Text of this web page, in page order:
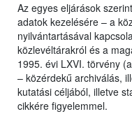
Az egyes eljárások
adatok kezelésére – a
nyilvántartásával
közlevéltárakról és a
1995. évi LXVI. törvény
– közérdekű archiválás,
kutatási céljából, illetve
cikkére figyelemmel.